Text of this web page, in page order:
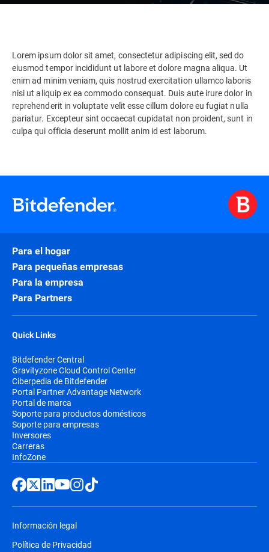
Lorem ipsum dolor sit amet, consectetur adipiscing elit, sed do
eiusmod tempor incididunt ut labore et dolore magna aliqua. Ut
enim ad minim veniam, quis nostrud exercitation ullamco laboris
nisi ut aliquip ex ea commodo consequat. Duis aute irure dolor in
reprehenderit in voluptate velit esse cillum dolore eu fugiat nulla
pariatur. Excepteur sint occaecat cupidatat non proident, sunt in
culpa qui officia deserunt mollit anim id est laborum.
Para el hogar
Para pequeñas empresas
Para la empresa
Para Partners
Quick Links
Bitdefender Central
Gravityzone Cloud Control Center
Ciberpedia de Bitdefender
Portal Partner Advantage Network
Portal de marca
Soporte para productos domésticos
Soporte para empresas
Inversores
Carreras
InfoZone
Información legal
Política de Privacidad